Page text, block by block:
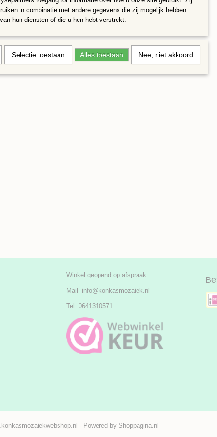
Winkel geopend op afspraak
Mail: info@konkasmozaiek.nl
Tel: 0641310571
- Powered by Shoppagina.nl
in combinatie met andere gegevens die zij mogelijk hebben
hun diensten of die u hen hebt verstrekt.
Selectie toestaan Alles toestaan Nee, niet akkoord